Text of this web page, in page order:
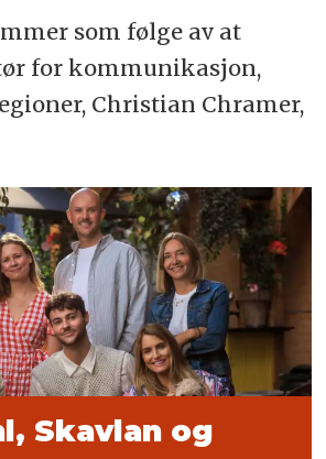
som følge av at
for kommunikasjon,
Christian Chramer,
Skavlan og